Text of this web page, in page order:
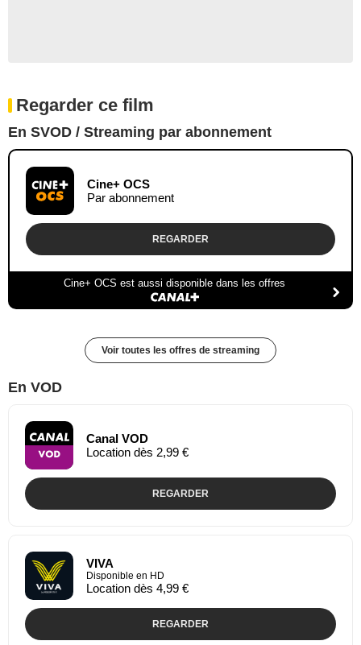
Regarder ce film
En SVOD / Streaming par abonnement
Cine+ OCS
Par abonnement
REGARDER
Cine+ OCS est aussi disponible dans les offres
Voir toutes les offres de streaming
En VOD
Canal VOD
Location dès 2,99 €
REGARDER
VIVA
Disponible en HD
Location dès 4,99 €
REGARDER